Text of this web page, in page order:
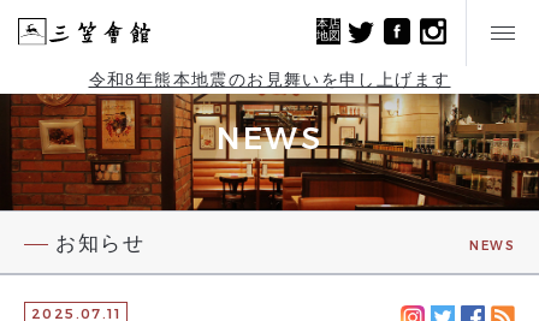
本店
地図
令和8年熊本地震のお見舞いを申し上げます
NEWS
お知らせ NEWS
2025.07.11